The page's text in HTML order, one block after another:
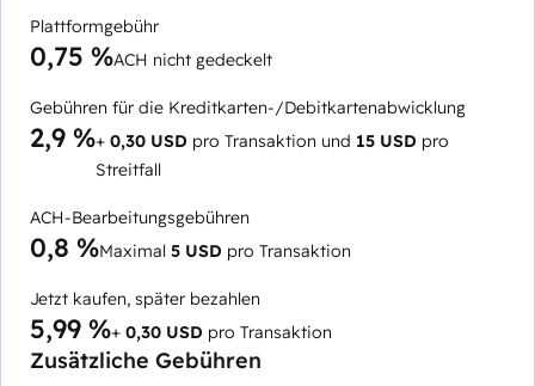
Plattformgebühr
0,75 %ACH nicht gedeckelt
Gebühren für die Kreditkarten-/Debitkartenabwicklung
2,9 %+ 0,30 USD pro Transaktion und 15 USD pro
Streitfall
ACH-Bearbeitungsgebühren
0,8 %Maximal 5 USD pro Transaktion
Jetzt kaufen, später bezahlen
5,99 %+ 0,30 USD pro Transaktion
Zusätzliche Gebühren